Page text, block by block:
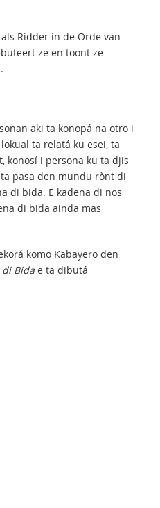
Ridder in de Orde van
ze en toont ze
aki ta konopá na otro i
ta relatá ku esei, ta
konosí i persona ku ta djis
pasa den mundu rònt di
di bida. E kadena di nos
di bida ainda mas
komo Kabayero den
di Bida e ta dibutá